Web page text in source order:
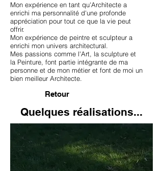
Mon expérience en tant qu'Architecte a
enrichi ma personnalité d'une profonde
appréciation pour tout ce que la vie peut
offrir.
Mon expérience de peintre et sculpteur a
enrichi mon univers architectural.
Mes passions comme l'Art, la sculpture et
la Peinture, font partie intégrante de ma
personne et de mon métier et font de moi un
bien meilleur Architecte.
Retour
Quelques réalisations...